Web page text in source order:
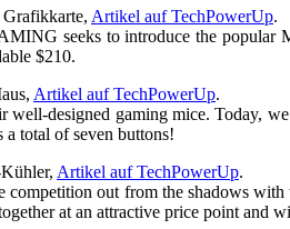
Grafikkarte, Artikel auf TechPowerUp.
seeks to introduce the popular
$210.
Artikel auf TechPowerUp.
designed gaming mice. Today,
a total of seven buttons!
Artikel auf TechPowerUp.
competition out from the shadows
at an attractive price point and